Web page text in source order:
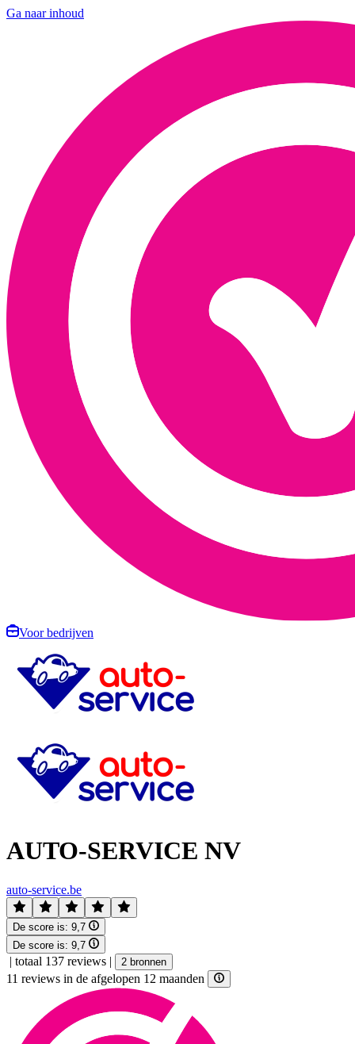
Ga naar inhoud
Voor bedrijven
AUTO-SERVICE NV
auto-service.be
De score is: 9,7
De score is: 9,7
| totaal 137 reviews | 2 bronnen
11 reviews in de afgelopen 12 maanden